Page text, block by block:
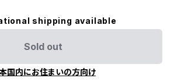
shipping available
Sold out
国内にお住まいの方向け